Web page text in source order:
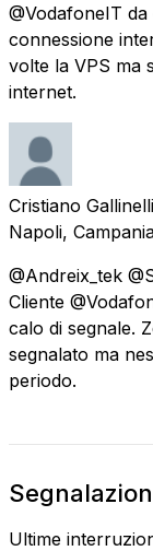
@VodafoneIT
connessione
volte la VPS ma
internet.
Cristiano Gallinelli
Napoli,
@Andreix_tek
Cliente
calo di segnale.
segnalato ma
periodo.
Ultime